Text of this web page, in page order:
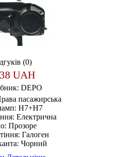
(0)
UAH
DEPO
пасажирська
H7+H7
Електрична
Прозоре
Галоген
Чорний